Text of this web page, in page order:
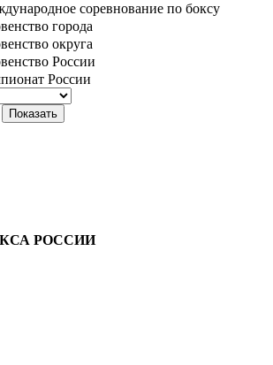
соревнование по боксу
города
округа
России
России
РОССИИ